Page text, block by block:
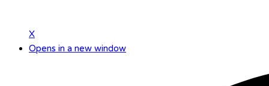
X
Opens in a new window